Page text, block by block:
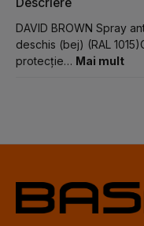
DAVID BROWN Spray
deschis (bej) (RAL
protecție… Mai mult